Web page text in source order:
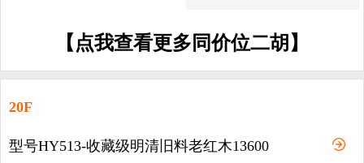
【点我查看更多同价位二胡】
20F
型号HY513-收藏级明清旧料老红木13600